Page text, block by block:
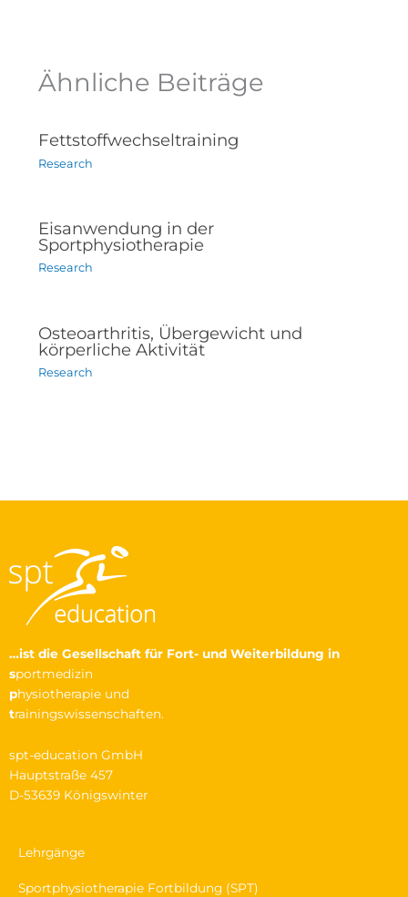
Ähnliche Beiträge
Fettstoffwechseltraining
Research
Eisanwendung in der
Sportphysiotherapie
Research
Osteoarthritis, Übergewicht und
körperliche Aktivität
Research
…ist die Gesellschaft für Fort- und Weiterbildung in
sportmedizin
physiotherapie und
trainingswissenschaften.
spt-education GmbH
Hauptstraße 457
D-53639 Königswinter
Lehrgänge
Sportphysiotherapie Fortbildung (SPT)